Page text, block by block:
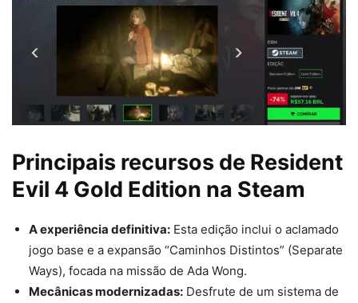
Principais recursos de Resident
Evil 4 Gold Edition na Steam
A experiência definitiva: Esta edição inclui o aclamado
jogo base e a expansão “Caminhos Distintos” (Separate
Ways), focada na missão de Ada Wong.
Mecânicas modernizadas: Desfrute de um sistema de